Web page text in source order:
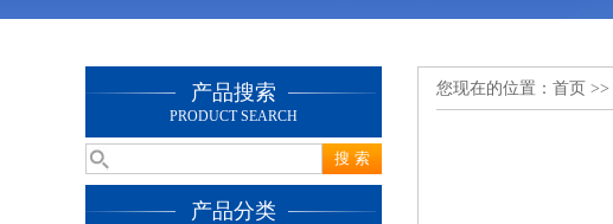
产品搜索
PRODUCT SEARCH
产品分类
您现在的位置： 首页 >>